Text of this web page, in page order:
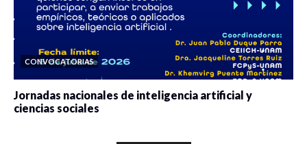
CONVOCATORIAS
Jornadas nacionales de inteligencia artificial y
ciencias sociales